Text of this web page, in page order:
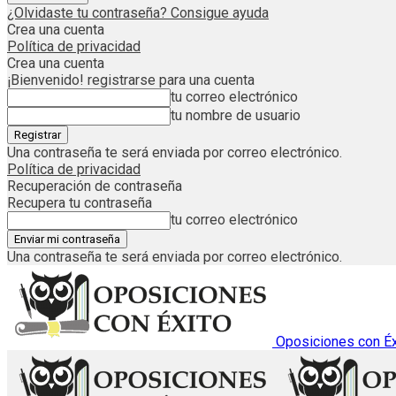
¿Olvidaste tu contraseña? Consigue ayuda
Crea una cuenta
Política de privacidad
Crea una cuenta
¡Bienvenido! registrarse para una cuenta
tu correo electrónico
tu nombre de usuario
Una contraseña te será enviada por correo electrónico.
Política de privacidad
Recuperación de contraseña
Recupera tu contraseña
tu correo electrónico
Una contraseña te será enviada por correo electrónico.
Oposiciones con